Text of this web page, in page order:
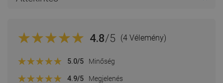
4.8/5 (4 Vélemény)
5.0/5 Minőség
4.9/5 Megjelenés